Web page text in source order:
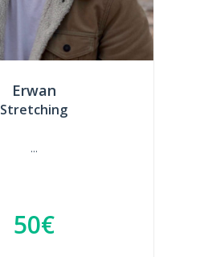
Erwan
Stretching
...
50€